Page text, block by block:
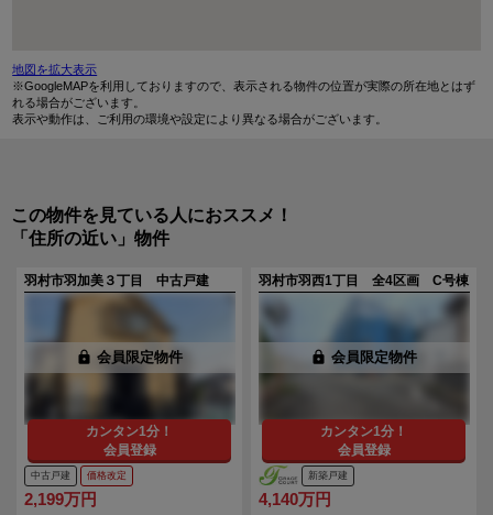
地図を拡大表示
※GoogleMAPを利用しておりますので、表示される物件の位置が実際の所在地とはず
れる場合がございます。
表示や動作は、ご利用の環境や設定により異なる場合がございます。
この物件を見ている人におススメ！
「住所の近い」物件
羽村市羽加美３丁目 中古戸建
lock 会員限定物件
カンタン1分！
会員登録
中古戸建 価格改定
2,199万円
羽村市羽西1丁目 全4区画 C号棟
lock 会員限定物件
カンタン1分！
会員登録
新築戸建
4,140万円